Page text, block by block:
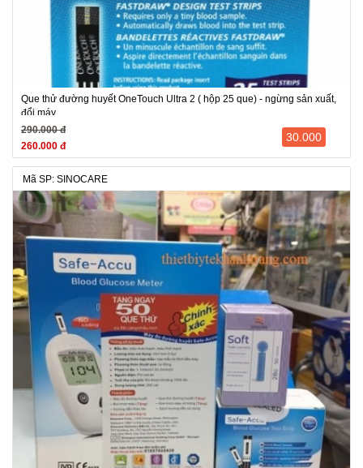
Que thử đường huyết OneTouch Ultra 2 ( hộp 25 que) - ngừng sản xuất,
đổi máy
290.000 đ
260.000 đ
30.000
Mã SP: SINOCARE